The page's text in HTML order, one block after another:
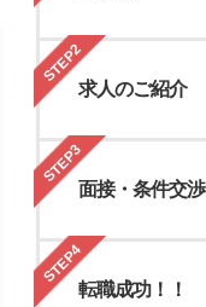
STEP2
求人のご紹介
STEP3
面接・条件交渉
STEP4
転職成功！！